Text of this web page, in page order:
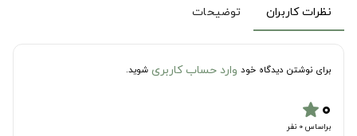
نظرات کاربران توضیحات
برای نوشتن دیدگاه خود وارد حساب کاربری شوید.
۰star
براساس 0 نفر